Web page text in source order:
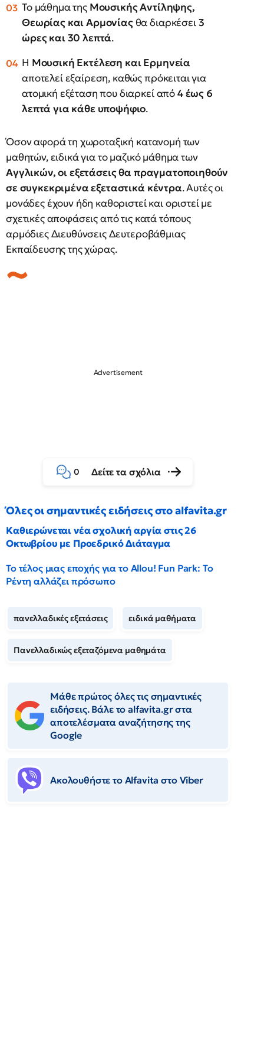
Το μάθημα της Μουσικής Αντίληψης,
Θεωρίας και Αρμονίαςθα διαρκέσει3
ώρες και 30 λεπτά.
Η Μουσική Εκτέλεση και Ερμηνεία
αποτελεί εξαίρεση, καθώς πρόκειται για
ατομική εξέταση που διαρκεί από4 έως 6
λεπτά για κάθε υποψήφιο.
Όσον αφορά τη χωροταξική κατανομή των
μαθητών, ειδικά για το μαζικό μάθημα των
Αγγλικών, οι εξετάσεις θα πραγματοποιηθούν
σε συγκεκριμένα εξεταστικά κέντρα. Αυτές οι
μονάδες έχουν ήδη καθοριστεί και οριστεί με
σχετικές αποφάσεις από τις κατά τόπους
αρμόδιες Διευθύνσεις Δευτεροβάθμιας
Εκπαίδευσης της χώρας.
0 Δείτε τα σχόλια
Όλες οι σημαντικές ειδήσεις στο alfavita.gr
Καθιερώνεται νέα σχολική αργία στις 26
Οκτωβρίου με Προεδρικό Διάταγμα
Το τέλος μιας εποχής για το Allou! Fun Park: Το
Ρέντη αλλάζει πρόσωπο
πανελλαδικές εξετάσεις ειδικά μαθήματα
Πανελλαδικώς εξεταζόμενα μαθημάτα
Μάθε πρώτος όλες τις σημαντικές
ειδήσεις. Βάλε το alfavita.gr στα
αποτελέσματα αναζήτησης της
Google
Ακολουθήστε το Αlfavita στο Viber